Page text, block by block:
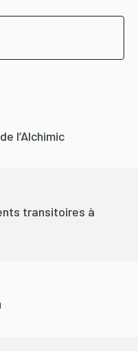
l’Alchimic
transitoires à